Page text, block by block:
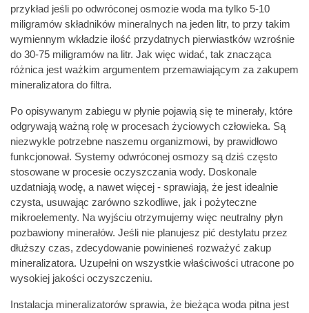
przykład jeśli po odwróconej osmozie woda ma tylko 5-10
miligramów składników mineralnych na jeden litr, to przy takim
wymiennym wkładzie ilość przydatnych pierwiastków wzrośnie
do 30-75 miligramów na litr. Jak więc widać, tak znacząca
różnica jest ważkim argumentem przemawiającym za zakupem
mineralizatora do filtra.
Po opisywanym zabiegu w płynie pojawią się te minerały, które
odgrywają ważną rolę w procesach życiowych człowieka. Są
niezwykle potrzebne naszemu organizmowi, by prawidłowo
funkcjonował. Systemy odwróconej osmozy są dziś często
stosowane w procesie oczyszczania wody. Doskonale
uzdatniają wodę, a nawet więcej - sprawiają, że jest idealnie
czysta, usuwając zarówno szkodliwe, jak i pożyteczne
mikroelementy. Na wyjściu otrzymujemy więc neutralny płyn
pozbawiony minerałów. Jeśli nie planujesz pić destylatu przez
dłuższy czas, zdecydowanie powinieneś rozważyć zakup
mineralizatora. Uzupełni on wszystkie właściwości utracone po
wysokiej jakości oczyszczeniu.
Instalacja mineralizatorów sprawia, że bieżąca woda pitna jest